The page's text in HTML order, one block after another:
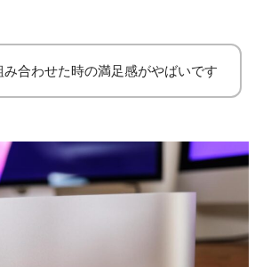
み合わせた時の満足感がやばいです